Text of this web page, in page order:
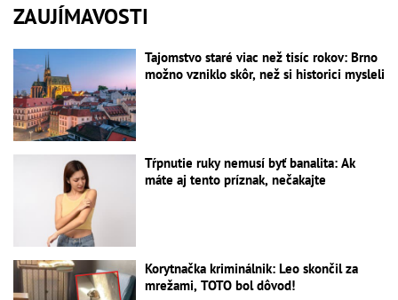
ZAUJÍMAVOSTI
Tajomstvo staré viac než tisíc rokov: Brno
možno vzniklo skôr, než si historici mysleli
Tŕpnutie ruky nemusí byť banalita: Ak
máte aj tento príznak, nečakajte
Korytnačka kriminálnik: Leo skončil za
mrežami, TOTO bol dôvod!